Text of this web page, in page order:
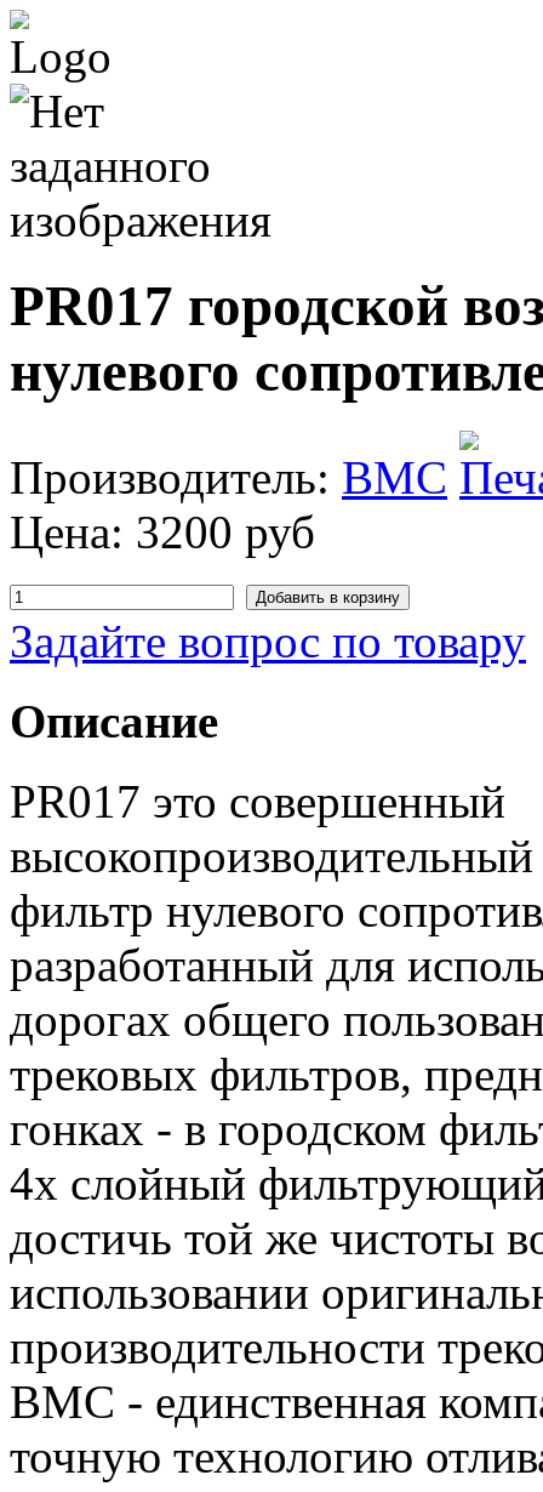
PR017 городской
нулевого
Производитель: BMC
Цена: 3200 руб
Задайте вопрос по товару
Описание
PR017 это совершенный
фильтр нулевого
разработанный для
дорогах общего
трековых фильтров,
гонках - в городском
4х слойный
достичь той же чистоты
использовании
производительности
BMC - единственная
точную технологию